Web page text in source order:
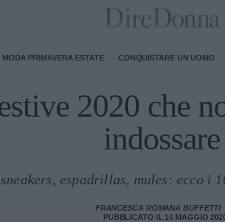
MODA PRIMAVERA ESTATE CONQUISTARE UN UOMO
2020 che
indossare
espadrillas, mules: ecco i
FRANCESCA ROMANA BUFFETTI
PUBBLICATO IL 14 MAGGIO